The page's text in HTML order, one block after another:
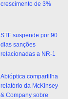
crescimento de 3%
STF suspende por 90
dias sanções
relacionadas a NR-1
Abióptica compartilha
relatório da McKinsey
& Company sobre